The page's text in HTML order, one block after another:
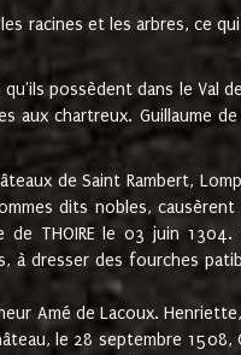
racines et les arbres, ce
qu'ils possèdent dans le Val
chartreux. Guillaume de
de Saint Rambert,
dits nobles,
de THOIRE le 03 juin
à dresser des fourches
Amé de Lacoux.
le 28 septembre 1508,